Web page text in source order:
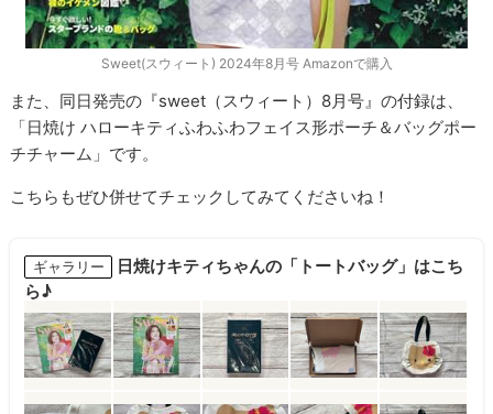
Sweet(スウィート) 2024年8月号 Amazonで購入
また、同日発売の『sweet（スウィート）8月号』の付録は、
「日焼け ハローキティふわふわフェイス形ポーチ＆バッグポー
チチャーム」です。
こちらもぜひ併せてチェックしてみてくださいね！
ギャラリー
日焼けキティちゃんの「トートバッグ」はこち
ら♪